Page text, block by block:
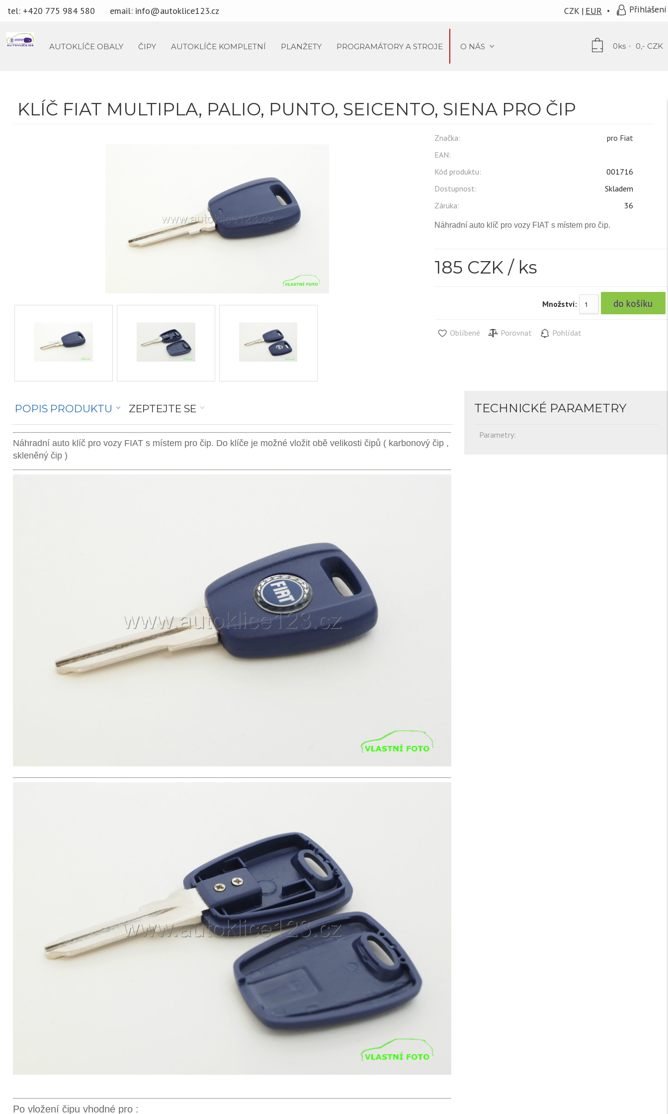
tel: +420 775 984 580 email: info@autoklice123.cz CZK EUR Přihlášení
AUTOKLÍČE OBALY ČIPY AUTOKLÍČE KOMPLETNÍ PLANŽETY PROGRAMÁTORY A STROJE O NÁS 0ks 0,- CZK
KLÍČ FIAT MULTIPLA, PALIO, PUNTO, SEICENTO, SIENA PRO ČIP
Značka:
pro Fiat
EAN:
Kód produktu:
001716
Dostupnost:
Skladem
Záruka:
36
Náhradní auto klíč pro vozy FIAT s místem pro čip.
185 CZK / ks
Množství:
Oblíbené Porovnat Pohlídat
POPIS PRODUKTU ZEPTEJTE SE
Náhradní auto klíč pro vozy FIAT s místem pro čip. Do klíče je možné vložit obě velikosti čipů ( karbonový čip ,
skleněný čip )
Po vložení čipu vhodné pro :
TECHNICKÉ PARAMETRY
Parametry: